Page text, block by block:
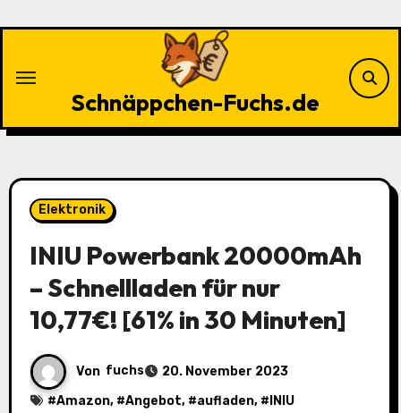
Schnäppchen-Fuchs.de
Elektronik
INIU Powerbank 20000mAh
– Schnellladen für nur
10,77€! [61% in 30 Minuten]
Von fuchs
20. November 2023
#Amazon, #Angebot, #aufladen, # INIU